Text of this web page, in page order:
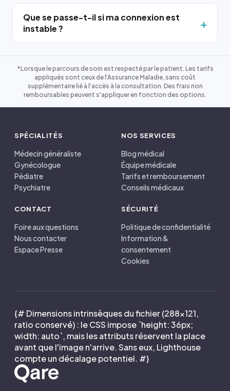
Que se passe-t-il si ma connexion est
instable ?
*Lorsque le parcours de soin est respecté par le patient. Les tarifs
appliqués sont ceux de l'Assurance Maladie, sans coût
supplémentaire lié à l'accès à la consultation. Des frais non
remboursables peuvent s'appliquer en fonction des options.
SPÉCIALITÉS
Médecin généraliste
Gynécologue
Pédiatre
Psychiatre
NOS SERVICES
Blog médical
Équipe médicale
Tarifs et remboursement
Conseils médicaux
CONTACT
Foire aux questions
Nous contacter
Espace Presse
SÉCURITÉ
Politique de confidentialité
Information &
consentement
Cookies
{# Dimensions intrinsèques du fichier (288×121,
ratio conservé) : le CSS impose `height: 36px;
width: auto`, mais les attributs réservent la place
avant que l'image n'arrive. Sans eux, Lighthouse
compte un décalage potentiel. #}